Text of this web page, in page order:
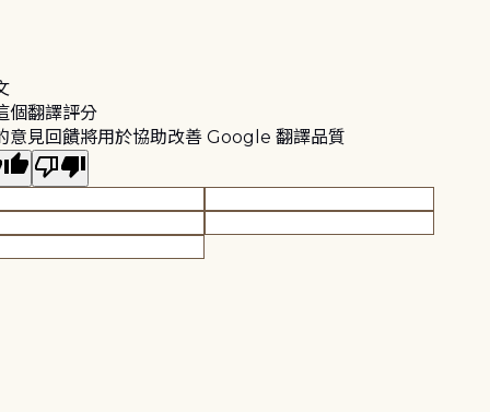
個翻譯評分
意見回饋將用於協助改善 Google 翻譯品質